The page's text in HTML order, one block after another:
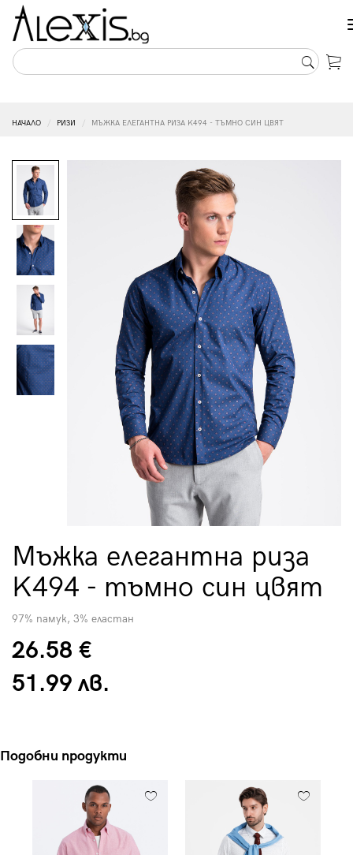
НАЧАЛО РИЗИ МЪЖКА ЕЛЕГАНТНА РИЗА K494 - ТЪМНО СИН ЦВЯТ
Мъжка елегантна риза
K494 - тъмно син цвят
97% памук, 3% еластан
26.58 €
51.99 лв.
Подобни продукти